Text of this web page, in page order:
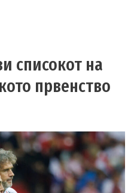
списокот на
првенство